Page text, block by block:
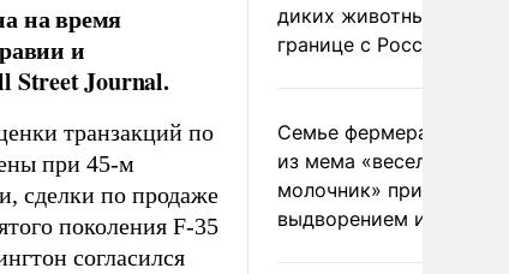
на время
и
Street Journal.
транзакций по
при 45-м
сделки по продаже
поколения F-35
согласился
диких животных на
границе с Россией
Семье фермера
из мема «веселый
молочник» пригрозили
выдворением из